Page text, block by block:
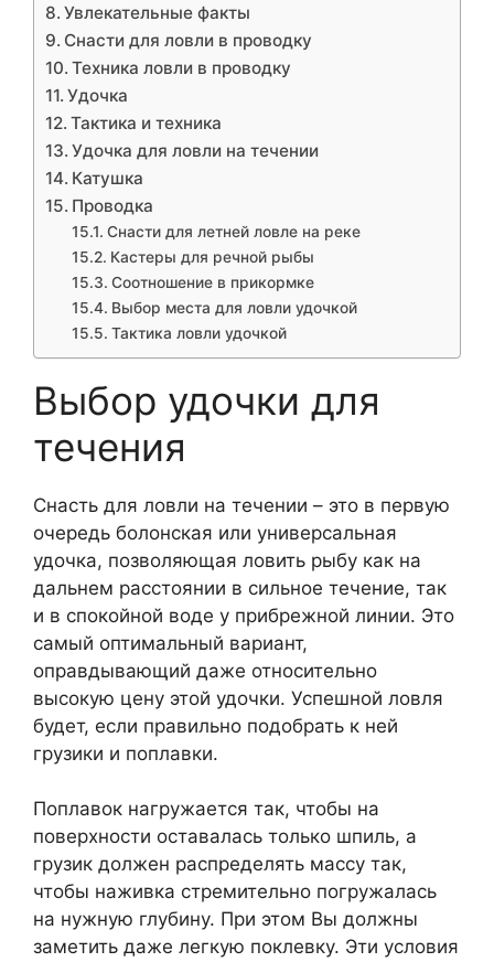
Увлекательные факты
Снасти для ловли в проводку
Техника ловли в проводку
Удочка
Тактика и техника
Удочка для ловли на течении
Катушка
Проводка
Снасти для летней ловле на реке
Кастеры для речной рыбы
Соотношение в прикормке
Выбор места для ловли удочкой
Тактика ловли удочкой
Выбор удочки для
течения
Снасть для ловли на течении – это в первую
очередь болонская или универсальная
удочка, позволяющая ловить рыбу как на
дальнем расстоянии в сильное течение, так
и в спокойной воде у прибрежной линии. Это
самый оптимальный вариант,
оправдывающий даже относительно
высокую цену этой удочки. Успешной ловля
будет, если правильно подобрать к ней
грузики и поплавки.
Поплавок нагружается так, чтобы на
поверхности оставалась только шпиль, а
грузик должен распределять массу так,
чтобы наживка стремительно погружалась
на нужную глубину. При этом Вы должны
заметить даже легкую поклевку. Эти условия